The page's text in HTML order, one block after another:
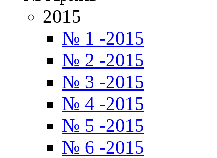
2015
№ 1 -2015
№ 2 -2015
№ 3 -2015
№ 4 -2015
№ 5 -2015
№ 6 -2015